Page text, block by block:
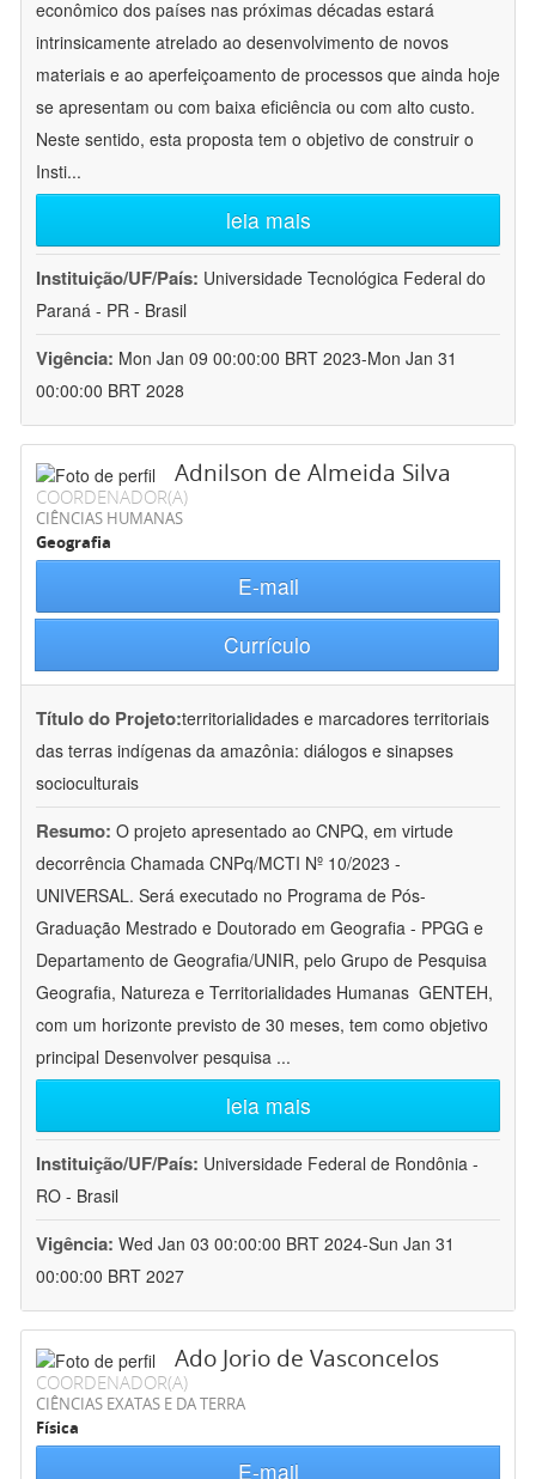
econômico dos países nas próximas décadas estará
intrinsicamente atrelado ao desenvolvimento de novos
materiais e ao aperfeiçoamento de processos que ainda hoje
se apresentam ou com baixa eficiência ou com alto custo.
Neste sentido, esta proposta tem o objetivo de construir o
Insti...
leia mais
Instituição/UF/País: Universidade Tecnológica Federal do
Paraná - PR - Brasil
Vigência: Mon Jan 09 00:00:00 BRT 2023-Mon Jan 31
00:00:00 BRT 2028
Adnilson de Almeida Silva
COORDENADOR(A)
CIÊNCIAS HUMANAS
Geografia
E-mail
Currículo
Título do Projeto:territorialidades e marcadores territoriais
das terras indígenas da amazônia: diálogos e sinapses
socioculturais
Resumo: O projeto apresentado ao CNPQ, em virtude
decorrência Chamada CNPq/MCTI Nº 10/2023 -
UNIVERSAL. Será executado no Programa de Pós-
Graduação Mestrado e Doutorado em Geografia - PPGG e
Departamento de Geografia/UNIR, pelo Grupo de Pesquisa
Geografia, Natureza e Territorialidades Humanas  GENTEH,
com um horizonte previsto de 30 meses, tem como objetivo
principal Desenvolver pesquisa ...
leia mais
Instituição/UF/País: Universidade Federal de Rondônia -
RO - Brasil
Vigência: Wed Jan 03 00:00:00 BRT 2024-Sun Jan 31
00:00:00 BRT 2027
Ado Jorio de Vasconcelos
COORDENADOR(A)
CIÊNCIAS EXATAS E DA TERRA
Física
E-mail